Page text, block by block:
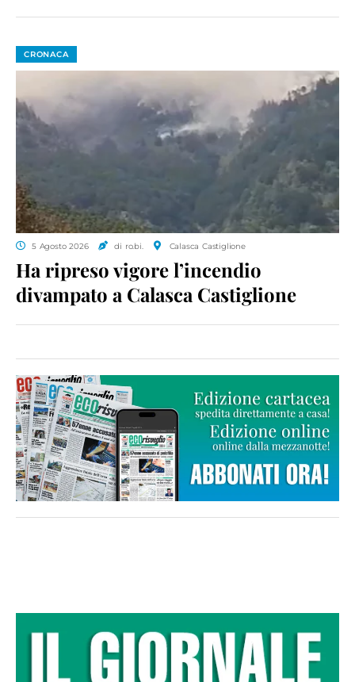
CRONACA
5 Agosto 2026 di ro.bi. Calasca Castiglione
Ha ripreso vigore l’incendio
divampato a Calasca Castiglione